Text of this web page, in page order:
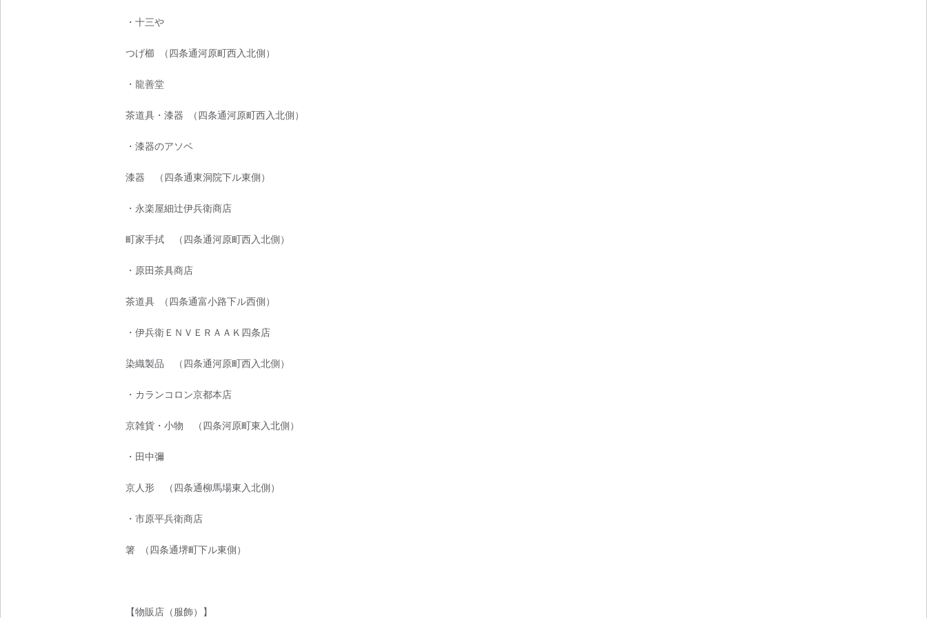
・十三や
つげ櫛 （四条通河原町西入北側）
・龍善堂
茶道具・漆器 （四条通河原町西入北側）
・漆器のアソベ
漆器 （四条通東洞院下ル東側）
・永楽屋細辻伊兵衛商店
町家手拭 （四条通河原町西入北側）
・原田茶具商店
茶道具 （四条通富小路下ル西側）
・伊兵衛ＥＮＶＥＲＡＡＫ四条店
染織製品 （四条通河原町西入北側）
・カランコロン京都本店
京雑貨・小物 （四条河原町東入北側）
・田中彌
京人形 （四条通柳馬場東入北側）
・市原平兵衛商店
箸 （四条通堺町下ル東側）
【物販店（服飾）】